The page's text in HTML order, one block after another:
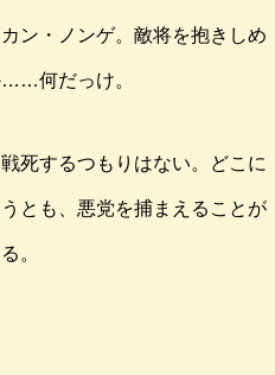
ン・ノンゲ。敵将を抱きしめ
何だっけ。
死するつもりはない。どこに
とも、悪党を捕まえることが
。